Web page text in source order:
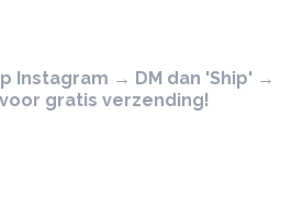
Instagram → DM dan 'Ship' →
gratis verzending!